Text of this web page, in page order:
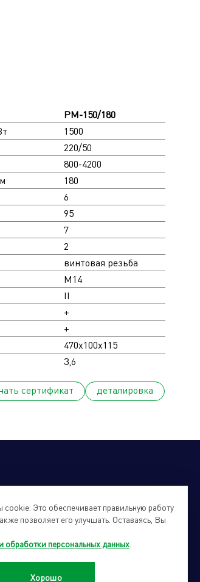
PM-150/180
1500
220/50
800-4200
180
6
95
7
2
винтовая резьба
M14
II
+
+
470x100x115
3,6
сертификат деталировка
Это обеспечивает правильную работу
позволяет его улучшать. Оставаясь, Вы
обработки персональных данных
Хорошо